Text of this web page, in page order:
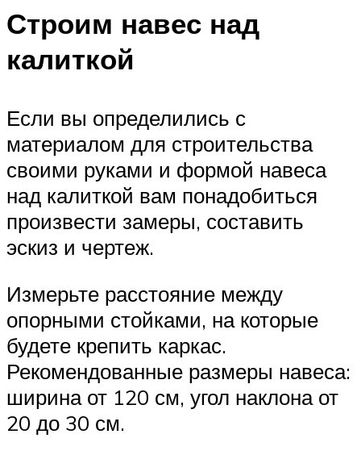
Строим навес над
калиткой
Если вы определились с
материалом для строительства
своими руками и формой навеса
над калиткой вам понадобиться
произвести замеры, составить
эскиз и чертеж.
Измерьте расстояние между
опорными стойками, на которые
будете крепить каркас.
Рекомендованные размеры навеса:
ширина от 120 см, угол наклона от
20 до 30 см.